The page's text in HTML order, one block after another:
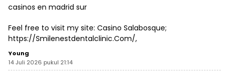
casinos en madrid sur
Feel free to visit my site: Casino Salabosque;
https://Smilenestdentalclinic.Com/,
Young
14 Juli 2026 pukul 21:14